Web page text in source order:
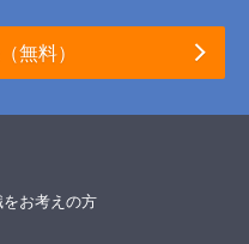
無料）
お考えの方